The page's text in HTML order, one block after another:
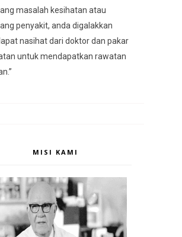
masalah kesihatan atau
penyakit, anda digalakkan
nasihat dari doktor dan pakar
untuk mendapatkan rawatan
MISI KAMI